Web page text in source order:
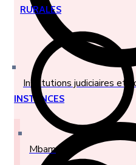
Institutions judiciaires et
INSTANCES
RURALES
Mbam